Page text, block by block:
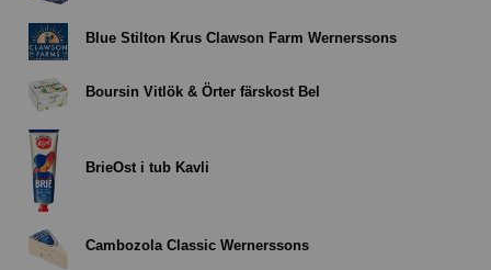
Blue Stilton Krus Clawson Farm Wernerssons
Boursin Vitlök & Örter färskost Bel
BrieOst i tub Kavli
Cambozola Classic Wernerssons